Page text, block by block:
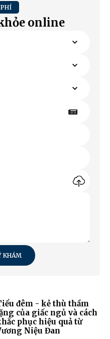
online
KHÁM
đêm - kẻ thù thầm
của giấc ngủ và cách
phục hiệu quả từ
Niệu Đan